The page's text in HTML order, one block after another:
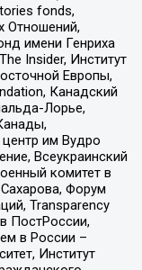
fonds,
Отношений,
имени Генриха
Insider, Институт
Европы,
Канадский
Лорье,
им Вудро
Всеукраинский
комитет в
Форум
Transparеncy
ПостРоссии,
в России –
Институт